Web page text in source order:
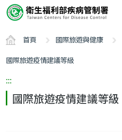
要
容
ALT+C
首頁 國際旅遊與健康
國際旅遊疫情建議等級
:::
國際旅遊疫情建議等級